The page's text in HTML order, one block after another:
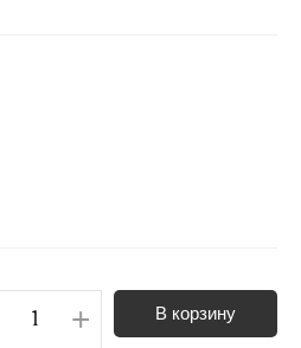
+ В корзину